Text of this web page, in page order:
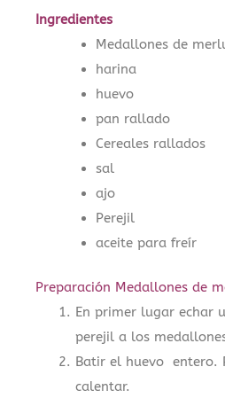
Ingredientes
Medallones de
harina
huevo
pan rallado
Cereales rallados
sal
ajo
Perejil
aceite para freír
Preparación Medallones de
En primer lugar echar
perejil a los
Batir el huevo entero.
calentar.